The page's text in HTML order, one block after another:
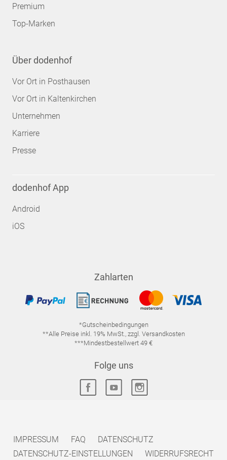
Premium
Top-Marken
Über dodenhof
Vor Ort in Posthausen
Vor Ort in Kaltenkirchen
Unternehmen
Karriere
Presse
dodenhof App
Android
iOS
Zahlarten
*Gutscheinbedingungen
**Alle Preise inkl. 19% MwSt., zzgl. Versandkosten
***Mindestbestellwert 49 €
Folge uns
IMPRESSUM FAQ
DATENSCHUTZ
DATENSCHUTZ-EINSTELLUNGEN
WIDERRUFSRECHT